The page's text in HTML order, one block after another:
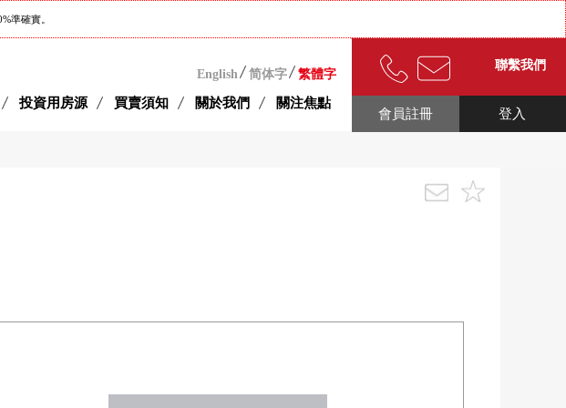
準確實。
English 简体字 繁體字
投資用房源 買賣須知 關於我們 關注焦點
聯繫我們
登入
會員註冊